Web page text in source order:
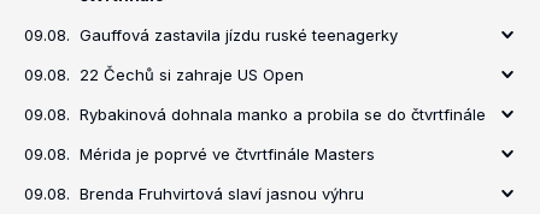
09.08. Gauffová zastavila jízdu ruské teenagerky
09.08. 22 Čechů si zahraje US Open
09.08. Rybakinová dohnala manko a probila se do čtvrtfinále
09.08. Mérida je poprvé ve čtvrtfinále Masters
09.08. Brenda Fruhvirtová slaví jasnou výhru